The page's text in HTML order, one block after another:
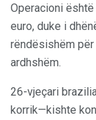
Operacioni
euro, duke i
rëndësishëm
ardhshëm.
26-vjeçari
korrik—kishte